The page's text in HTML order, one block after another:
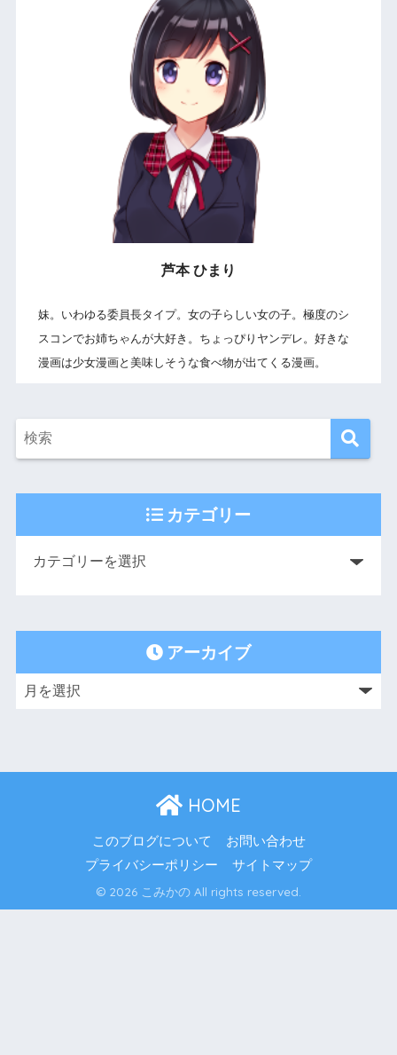
芦本 ひまり
妹。いわゆる委員長タイプ。女の子らしい女の子。極度のシ
スコンでお姉ちゃんが大好き。ちょっぴりヤンデレ。好きな
漫画は少女漫画と美味しそうな食べ物が出てくる漫画。
カテゴリー
アーカイブ
HOME
このブログについて
お問い合わせ
プライバシーポリシー
サイトマップ
© 2026 こみかの All rights reserved.